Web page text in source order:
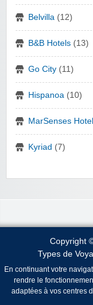
Belvilla (12)
B&B Hotels (13)
Go City (11)
Hispanoa (10)
MarSenses
Kyriad (7)
Copyright
Types de
En continuant votre
rendre le
adaptées à vos centres